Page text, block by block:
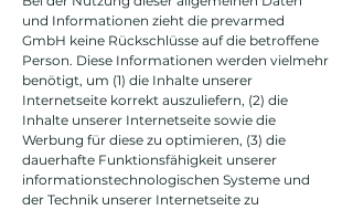
und Informationen zieht die prevarmed
GmbH keine Rückschlüsse auf die betroffene
Person. Diese Informationen werden vielmehr
benötigt, um (1) die Inhalte unserer
Internetseite korrekt auszuliefern, (2) die
Inhalte unserer Internetseite sowie die
Werbung für diese zu optimieren, (3) die
dauerhafte Funktionsfähigkeit unserer
informationstechnologischen Systeme und
der Technik unserer Internetseite zu